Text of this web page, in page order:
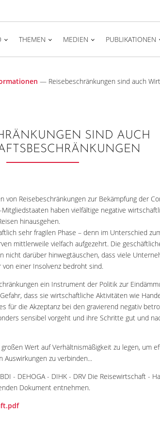
THEMEN MEDIEN PUBLIKATIONEN
— Reisebeschränkungen sind auch
SIND AUCH
von Reisebeschränkungen zur Bekämpfung der
haben vielfältige negative
hinausgehen.
sehr fragilen Phase – denn im Unterschied
mittlerweile vielfach aufgezehrt. Die
nicht darüber hinwegtäuschen, dass viele
von einer Insolvenz bedroht sind.
ein Instrument der Politik zur
dass sie wirtschaftliche Aktivitäten wie
für die Akzeptanz bei den gravierend negativ
sensibel vorgeht und ihre Schritte gut und
Wert auf Verhältnismäßigkeit zu legen, um
zu verbinden...
- DEHOGA - DIHK - DRV Die Reisewirtschaft -
Dokument entnehmen.